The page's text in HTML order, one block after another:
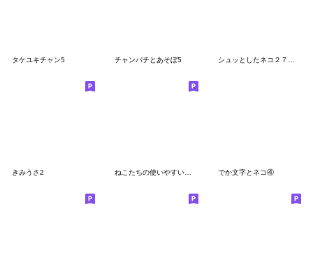
タケユキチャン5 チャンパチとあそぼ5
きみうさ2 でか文字とネコ④